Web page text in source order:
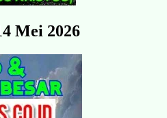
Mei 2026